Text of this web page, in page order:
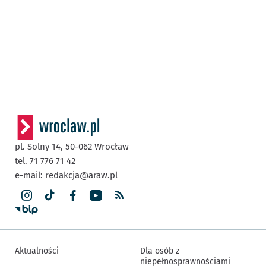
pl. Solny 14, 50-062 Wrocław
tel. 71 776 71 42
e-mail: redakcja@araw.pl
Aktualności
Dla osób z
niepełnosprawnościami